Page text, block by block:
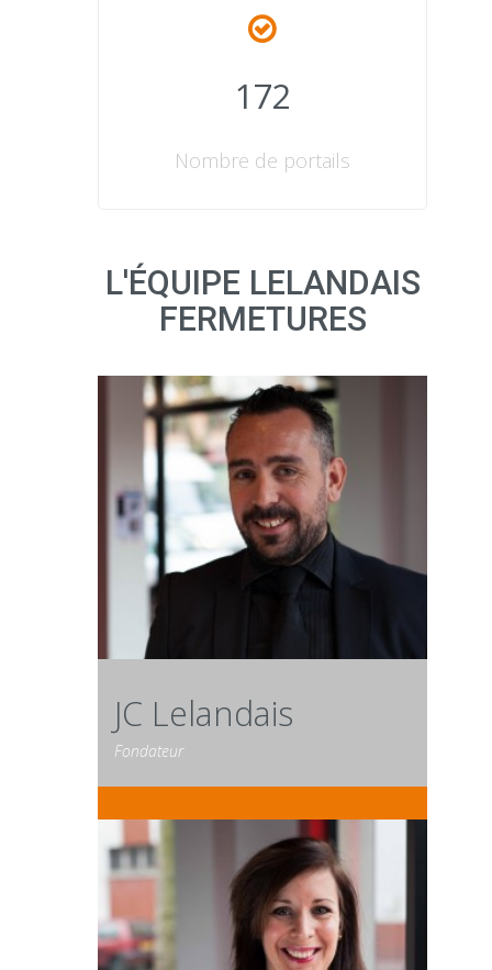
172
Nombre de portails
L'ÉQUIPE LELANDAIS
FERMETURES
JC Lelandais
Fondateur